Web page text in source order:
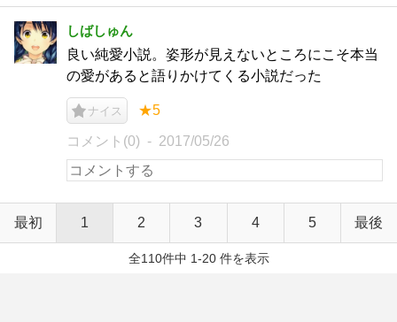
しばしゅん
良い純愛小説。姿形が見えないところにこそ本当
の愛があると語りかけてくる小説だった
ナイス ★5
コメント(0) 2017/05/26
最初 1 2 3 4 5 最後
全110件中 1-20 件を表示